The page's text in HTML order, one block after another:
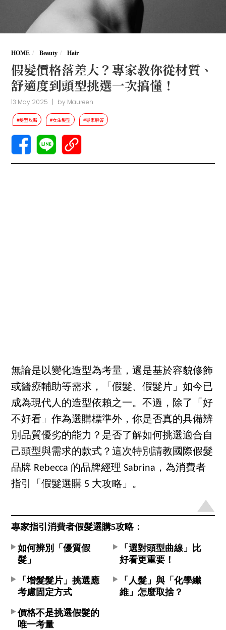
HOME Beauty Hair
假髮價格落差大？專家教你從材質、
舒適度到頭型挑選一次搞懂！
13 May 2025 | by Maureen
#髮型攻略 #女生髮型 #專家解答
無論是以變化造型為考量，還是基於容貌修飾
或醫療輔助等需求，「假髮、假髮片」如今已
成為現代人的造型依賴之一。不過，除了「好
不好看」作為選購標準外，你是否真的具備辨
別品質優劣的能力？是否了解如何挑選適合自
己頭型與需求的款式？這次特別請教國際假髮
品牌 Rebecca 的品牌經理 Sabrina，為消費者
指引「假髮選購 5 大攻略」。
專家指引消費者假髮選購5攻略：
如何辨別「優質假
髮」
「選對頭型曲線」比
好看更重要！
「增髮髮片」挑選應
考慮固定方式
「人髮」與「化學纖
維」怎麼取捨？
價格不是挑選假髮的
唯一考量